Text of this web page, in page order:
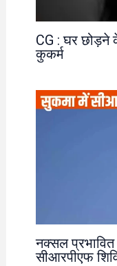
CG : घर छोड़ने
कुकर्म
नक्सल
सीआरपीएफ